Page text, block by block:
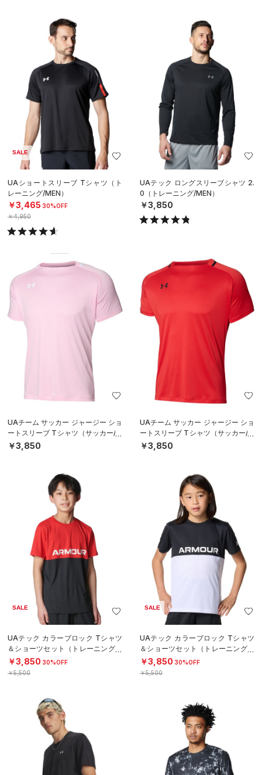
SALE
UAショートスリーブ Tシャツ（ト
レーニング/MEN）
￥3,465 30%OFF
￥4,950
UAテック ロングスリーブシャツ 2.
0（トレーニング/MEN）
￥3,850
UAチーム サッカー ジャージー ショ
ートスリーブ Tシャツ（サッカー/M
EN）
￥3,850
UAチーム サッカー ジャージー ショ
ートスリーブ Tシャツ（サッカー/M
EN）
￥3,850
SALE
UAテック カラーブロック Tシャツ
＆ショーツセット（トレーニング/B
OYS）
￥3,850 30%OFF
￥5,500
SALE
UAテック カラーブロック Tシャツ
＆ショーツセット（トレーニング/B
OYS）
￥3,850 30%OFF
￥5,500